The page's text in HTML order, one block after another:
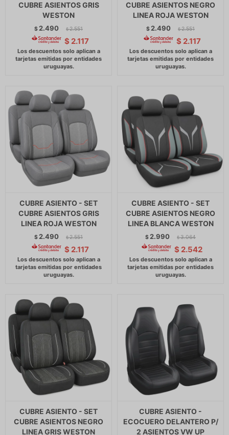
CUBRE ASIENTOS GRIS
WESTON
$ 2.490 $ 2.551
$ 2.117
CUBRE ASIENTOS NEGRO
LINEA ROJA WESTON
$ 2.490 $ 2.551
$ 2.117
CUBRE ASIENTO - SET
CUBRE ASIENTOS GRIS
LINEA ROJA WESTON
$ 2.490 $ 2.551
$ 2.117
CUBRE ASIENTO - SET
CUBRE ASIENTOS NEGRO
LINEA BLANCA WESTON
$ 2.990 $ 3.064
$ 2.542
CUBRE ASIENTO - SET
CUBRE ASIENTOS NEGRO
LINEA GRIS WESTON
CUBRE ASIENTO -
ECOCUERO DELANTERO P/
2 ASIENTOS VW UP